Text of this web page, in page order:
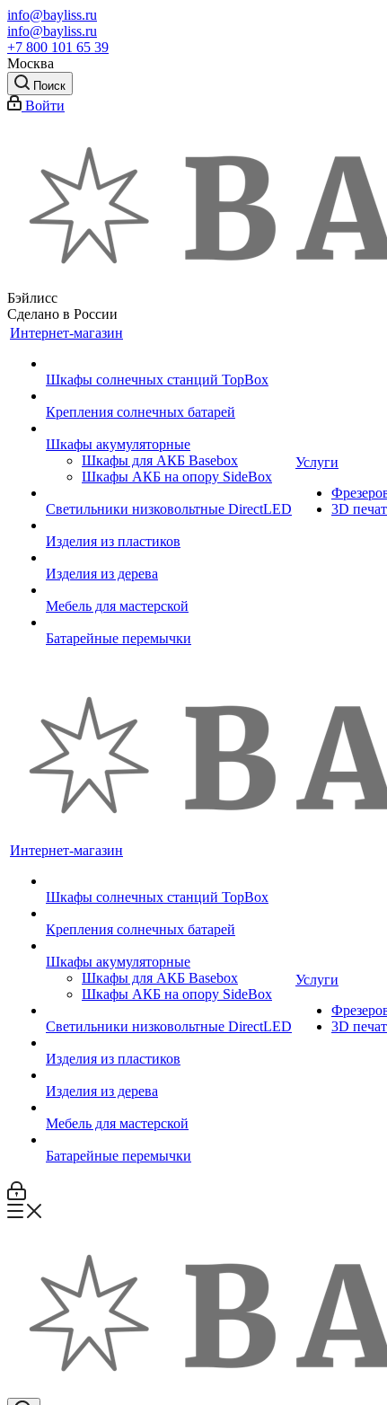
info@bayliss.ru
info@bayliss.ru
+7 800 101 65 39
Москва
Поиск
Войти
Бэйлисс
Сделано в России
Интернет-магазин
Шкафы солнечных станций TopBox
Крепления солнечных батарей
Шкафы акумуляторные
Шкафы для АКБ Basebox
Шкафы АКБ на опору SideBox
Светильники низковольтные DirectLED
Изделия из пластиков
Изделия из дерева
Мебель для мастерской
Батарейные перемычки
Услуги
3D
Интернет-магазин
Шкафы солнечных станций TopBox
Крепления солнечных батарей
Шкафы акумуляторные
Шкафы для АКБ Basebox
Шкафы АКБ на опору SideBox
Светильники низковольтные DirectLED
Изделия из пластиков
Изделия из дерева
Мебель для мастерской
Батарейные перемычки
Услуги
3D